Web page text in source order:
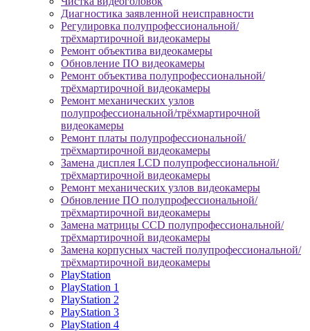
Диагностика заявленной неисправности
Регулировка полупрофессиональной/
трёхмартирочной видеокамеры
Ремонт объектива видеокамеры
Обновление ПО видеокамеры
Ремонт объектива полупрофессиональной/
трёхмартирочной видеокамеры
Ремонт механических узлов
полупрофессиональной/трёхмартирочной
видеокамеры
Ремонт платы полупрофессиональной/
трёхмартирочной видеокамеры
Замена дисплея LCD полупрофессиональной/
трёхмартирочной видеокамеры
Ремонт механических узлов видеокамеры
Обновление ПО полупрофессиональной/
трёхмартирочной видеокамеры
Замена матрицы CCD полупрофессиональной/
трёхмартирочной видеокамеры
Замена корпусных частей полупрофессиональной/
трёхмартирочной видеокамеры
PlayStation
PlayStation 1
PlayStation 2
PlayStation 3
PlayStation 4